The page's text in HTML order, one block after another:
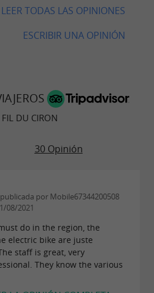
LEER TODAS LAS OPINIONES
ESCRIBIR UNA OPINIÓN
DU CIRON
30 Opinión
por Mobile67344200508
08/2021
do in the region, the
electric bike are juste
staff is great, very
They know the various